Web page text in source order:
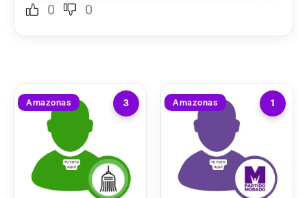
0 0
3
Amazonas 1
Amazonas